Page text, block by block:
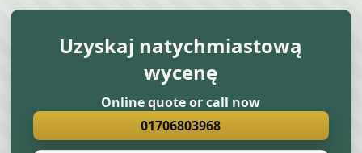
Uzyskaj natychmiastową
wycenę
Online quote or call now
01706803968